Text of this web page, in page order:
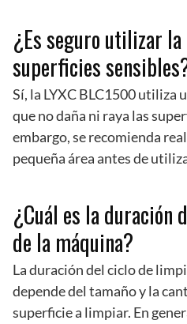
¿Es seguro utilizar la
superficies
Sí, la LYXC BLC1500 utiliza
que no daña ni raya las
embargo, se recomienda
pequeña área antes de
¿Cuál es la duración
de la máquina?
La duración del ciclo de
depende del tamaño y la
superficie a limpiar. En